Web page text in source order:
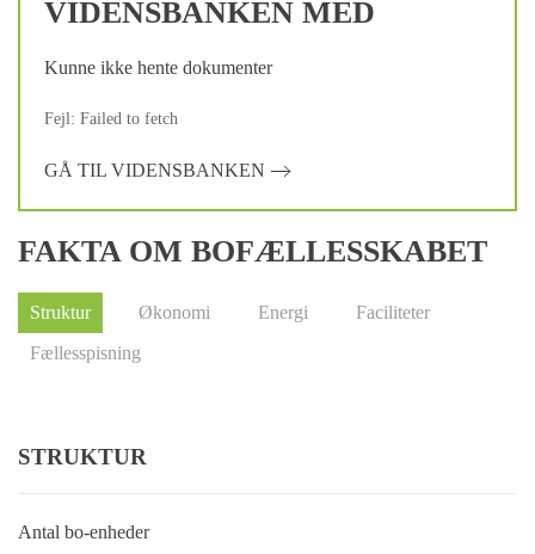
VIDENSBANKEN MED
Kunne ikke hente dokumenter
Fejl: Failed to fetch
GÅ TIL VIDENSBANKEN
FAKTA OM BOFÆLLESSKABET
Struktur Økonomi Energi
Faciliteter
Fællesspisning
STRUKTUR
Antal bo-enheder